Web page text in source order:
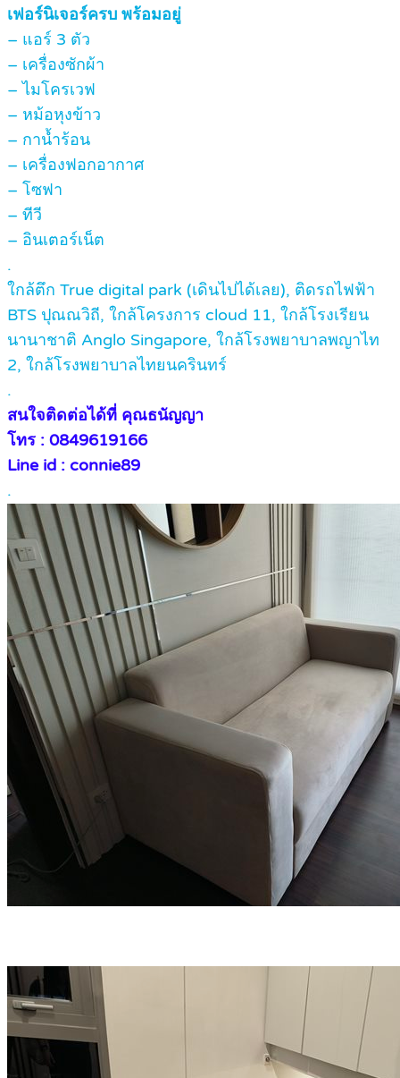
เฟอร์นิเจอร์ครบ พร้อมอยู่
– แอร์ 3 ตัว
– เครื่องซักผ้า
– ไมโครเวฟ
– หม้อหุงข้าว
– กาน้ำร้อน
– เครื่องฟอกอากาศ
– โซฟา
– ทีวี
– อินเตอร์เน็ต
.
ใกล้ตึก True digital park (เดินไปได้เลย), ติดรถไฟฟ้า
BTS ปุณณวิถี, ใกล้โครงการ cloud 11, ใกล้โรงเรียน
นานาชาติ Anglo Singapore, ใกล้โรงพยาบาลพญาไท
2, ใกล้โรงพยาบาลไทยนครินทร์
.
สนใจติดต่อได้ที่ คุณธนัญญา
โทร : 0849619166
Line id : connie89
.